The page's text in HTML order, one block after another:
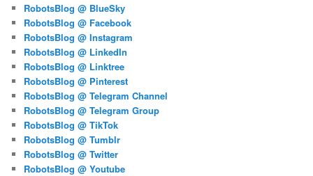
RobotsBlog @ BlueSky
RobotsBlog @ Facebook
RobotsBlog @ Instagram
RobotsBlog @ LinkedIn
RobotsBlog @ Linktree
RobotsBlog @ Pinterest
RobotsBlog @ Telegram Channel
RobotsBlog @ Telegram Group
RobotsBlog @ TikTok
RobotsBlog @ Tumblr
RobotsBlog @ Twitter
RobotsBlog @ Youtube